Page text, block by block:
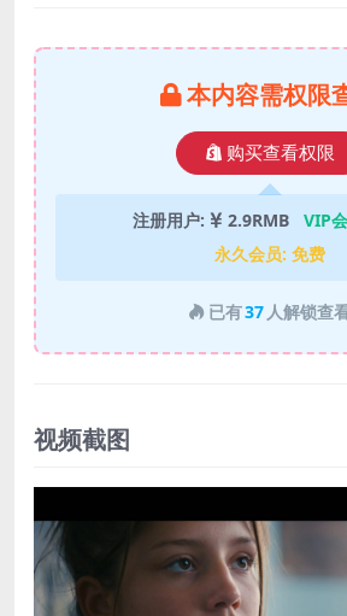
本内容需权限
购买查看权限
注册用户: 2.9RMB VIP
永久会员: 免费
已有37 人解锁查
视频截图